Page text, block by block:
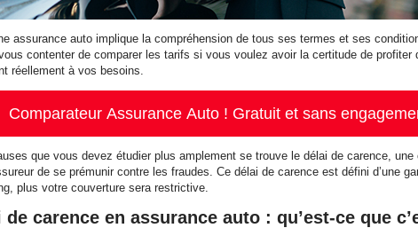
assurance auto implique la compréhension de tous ses termes et ses
contenter de comparer les tarifs si vous voulez avoir la certitude de profiter
réellement à vos besoins.
Comparateur Assurance Auto ! Gratuit et sans
que vous devez étudier plus amplement se trouve le délai de carence, une
de se prémunir contre les fraudes. Ce délai de carence est défini d’une
plus votre couverture sera restrictive.
de carence en assurance auto : qu’est-ce que